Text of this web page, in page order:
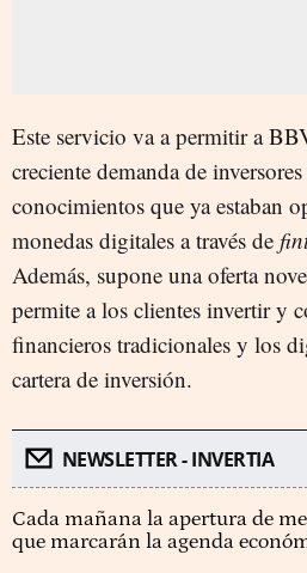
Este servicio va a permitir a
creciente demanda de
conocimientos que ya estaban
monedas digitales a través de
Además, supone una oferta
permite a los clientes invertir y
financieros tradicionales y los
cartera de inversión.
NEWSLETTER - INVERTIA
Cada mañana la apertura de
que marcarán la agenda